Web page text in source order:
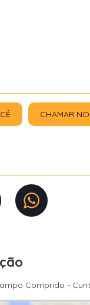
CHAMAR
Comprido -